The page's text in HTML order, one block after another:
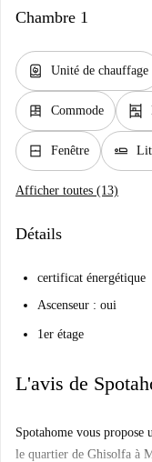
Chambre 1
water_heater Unité de chauffage
dresser Commode shelves
window_closed Fenêtre airline_seat_flat Lit
Afficher toutes (13)
Détails
certificat énergétique
Ascenseur : oui
1er étage
L'avis de
Spotahome vous propose
le quartier de Ghisolfa à